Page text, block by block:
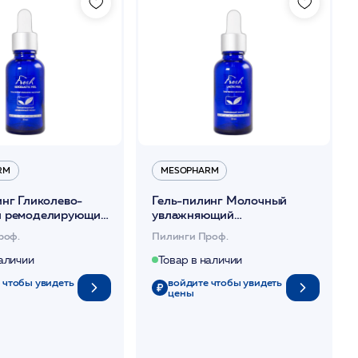
Гликолево-
ремоделирующий
30мл
PEEL
*
увидеть
MESOPHARM
Гель-пилинг Молочный
увлажняющий
поверхностный 30мл
/FRESH: LACTIC PEEL
/MESOPHARM *
Пилинги Проф.
Товар в наличии
войдите чтобы увидеть
цены